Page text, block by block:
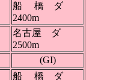
船 橋 ダ
2400m
名古屋 ダ
2500m
(GI)
船 橋 ダ